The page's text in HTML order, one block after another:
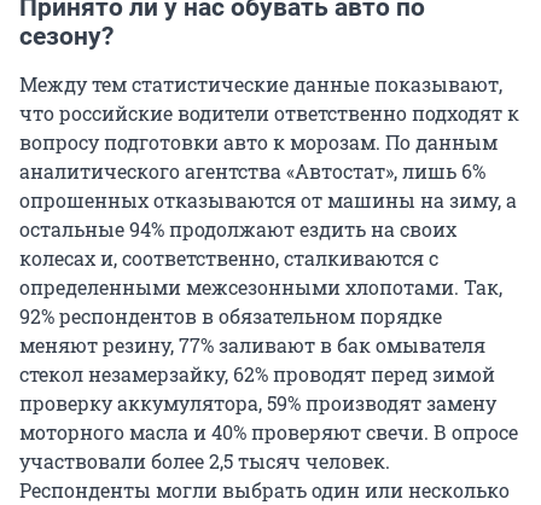
Принято ли у нас обувать авто по
сезону?
Между тем статистические данные показывают,
что российские водители ответственно подходят к
вопросу подготовки авто к морозам. По данным
аналитического агентства «Автостат», лишь 6%
опрошенных отказываются от машины на зиму, а
остальные 94% продолжают ездить на своих
колесах и, соответственно, сталкиваются с
определенными межсезонными хлопотами. Так,
92% респондентов в обязательном порядке
меняют резину, 77% заливают в бак омывателя
стекол незамерзайку, 62% проводят перед зимой
проверку аккумулятора, 59% производят замену
моторного масла и 40% проверяют свечи. В опросе
участвовали более 2,5 тысяч человек.
Респонденты могли выбрать один или несколько